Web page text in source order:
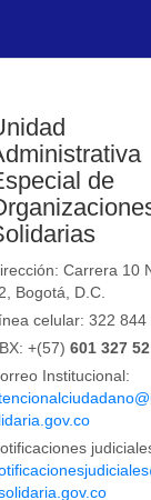
de
Carrera 10
Bogotá, D.C.
celular: 322 844
+(57)601 327
Institucional: